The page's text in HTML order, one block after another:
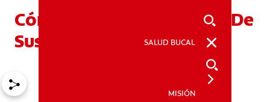
SALUD BUCAL
MISIÓN
Cómo Cuidar Los Dientes De
Sus Hijos